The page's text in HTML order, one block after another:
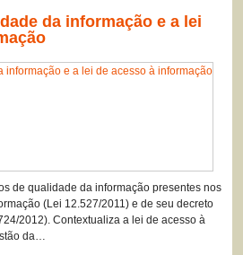
da informação e a lei
de qualidade da informação presentes nos
(Lei 12.527/2011) e de seu decreto
2012). Contextualiza a lei de acesso à
da…